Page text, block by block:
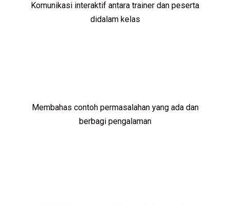
Komunikasi interaktif antara trainer dan peserta
didalam kelas
Membahas contoh permasalahan yang ada dan
berbagi pengalaman